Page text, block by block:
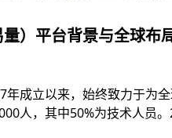
）平台背景与全球布
成立以来，始终致力于为
人，其中50%为技术人员